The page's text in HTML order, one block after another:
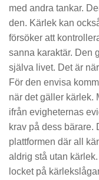
med andra tankar.
den. Kärlek kan
försöker att
sanna karaktär. Den
själva livet. Det är
För den envisa
när det gäller kärlek.
ifrån evigheternas
krav på dess bärare.
plattformen där all
aldrig stå utan
locket på